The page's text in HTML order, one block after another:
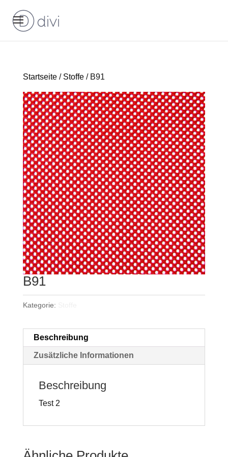
Startseite/ Stoffe/ B91
B91
Kategorie:
Beschreibung
Zusätzliche Informationen
Beschreibung
Test 2